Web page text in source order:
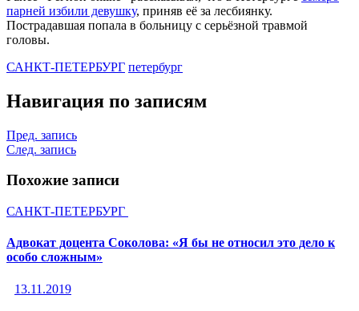
парней избили девушку, приняв её за лесбиянку.
Пострадавшая попала в больницу с серьёзной травмой
головы.
САНКТ-ПЕТЕРБУРГ петербург
Навигация по записям
Пред. запись
След. запись
Похожие записи
САНКТ-ПЕТЕРБУРГ
Адвокат доцента Соколова: «Я бы не относил это дело к
особо сложным»
13.11.2019